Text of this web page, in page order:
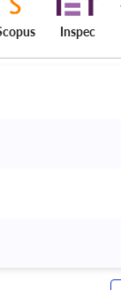
Inspec